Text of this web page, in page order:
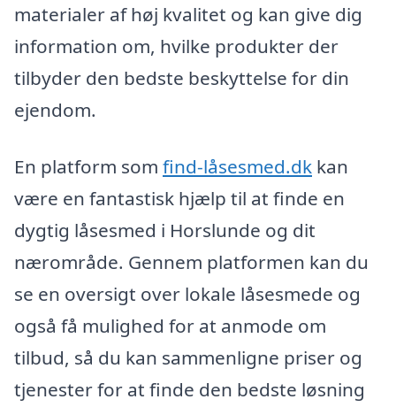
materialer af høj kvalitet og kan give dig
information om, hvilke produkter der
tilbyder den bedste beskyttelse for din
ejendom.
En platform som find-låsesmed.dk kan
være en fantastisk hjælp til at finde en
dygtig låsesmed i Horslunde og dit
nærområde. Gennem platformen kan du
se en oversigt over lokale låsesmede og
også få mulighed for at anmode om
tilbud, så du kan sammenligne priser og
tjenester for at finde den bedste løsning